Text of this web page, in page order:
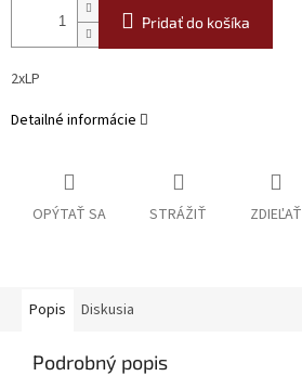
Pridať do košíka
2xLP
Detailné informácie
OPÝTAŤ SA STRÁŽIŤ ZDIEĽAŤ
Popis Diskusia
Podrobný popis